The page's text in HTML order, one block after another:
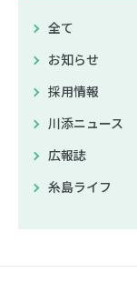
全て
お知らせ
採用情報
川添ニュース
広報誌
糸島ライフ